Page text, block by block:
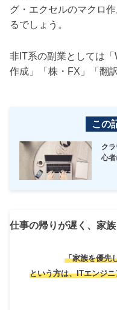
グ・エクセルのマクロ
るでしょう。
非IT系の副業としては
作成」「株・FX」「翻
この
ク
心
仕事の帰りが遅く、家
「家族を優先
という方は、ITエンジ